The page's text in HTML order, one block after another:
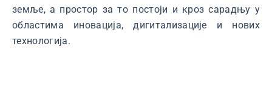
земље, а простор за то постоји и кроз сарадњу у
областима иновација, дигитализације и нових
технологија.